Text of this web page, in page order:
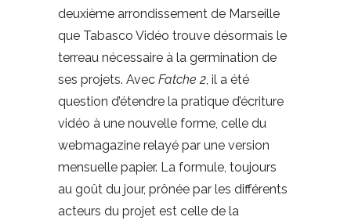
deuxième arrondissement de Marseille
que Tabasco Vidéo trouve désormais le
terreau nécessaire à la germination de
ses projets. Avec Fatche 2, il a été
question d’étendre la pratique d’écriture
vidéo à une nouvelle forme, celle du
webmagazine relayé par une version
mensuelle papier. La formule, toujours
au goût du jour, prônée par les différents
acteurs du projet est celle de la